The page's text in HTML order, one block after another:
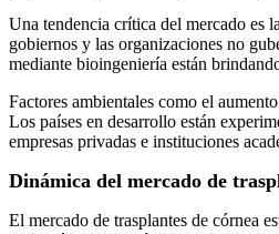
Una tendencia crítica del mercado es
gobiernos y las organizaciones no
mediante bioingeniería están
Factores ambientales como el
Los países en desarrollo están
empresas privadas e instituciones
Dinámica del mercado de
El mercado de trasplantes de córnea